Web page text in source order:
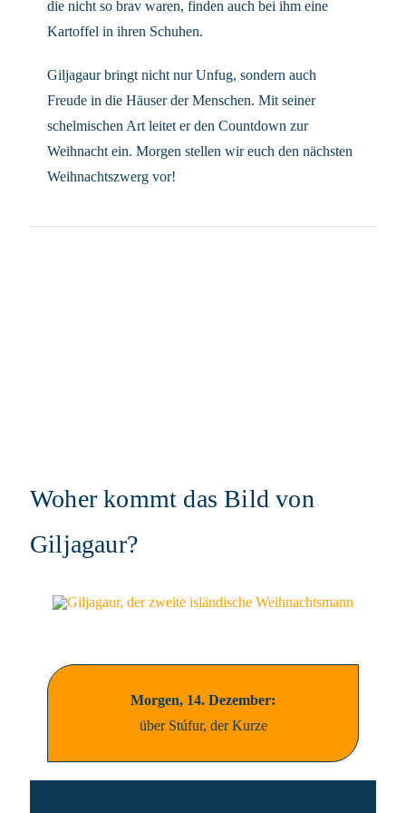
die nicht so brav waren, finden auch bei ihm eine
Kartoffel in ihren Schuhen.
Giljagaur bringt nicht nur Unfug, sondern auch
Freude in die Häuser der Menschen. Mit seiner
schelmischen Art leitet er den Countdown zur
Weihnacht ein. Morgen stellen wir euch den nächsten
Weihnachtszwerg vor!
Woher kommt das Bild von
Giljagaur?
Morgen, 14. Dezember:
über Stúfur, der Kurze